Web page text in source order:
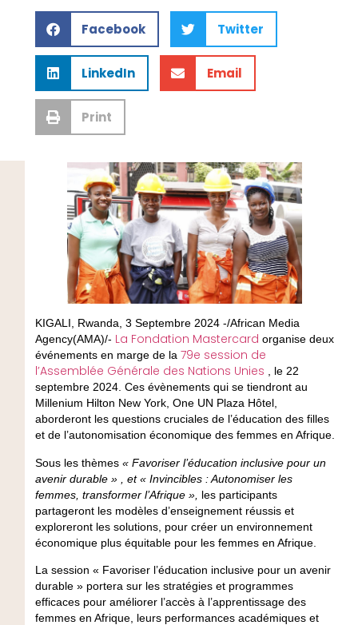
Facebook Twitter
LinkedIn Email
Print
KIGALI, Rwanda, 3 Septembre 2024 -/African Media
Agency(AMA)/- La Fondation Mastercard organise deux
événements en marge de la 79e session de
l’Assemblée Générale des Nations Unies , le 22
septembre 2024. Ces évènements qui se tiendront au
Millenium Hilton New York, One UN Plaza Hôtel,
aborderont les questions cruciales de l’éducation des filles
et de l’autonomisation économique des femmes en Afrique.
Sous les thèmes « Favoriser l’éducation inclusive pour un
avenir durable » , et « Invincibles : Autonomiser les
femmes, transformer l’Afrique », les participants
partageront les modèles d’enseignement réussis et
exploreront les solutions, pour créer un environnement
économique plus équitable pour les femmes en Afrique.
La session « Favoriser l’éducation inclusive pour un avenir
durable » portera sur les stratégies et programmes
efficaces pour améliorer l’accès à l’apprentissage des
femmes en Afrique, leurs performances académiques et